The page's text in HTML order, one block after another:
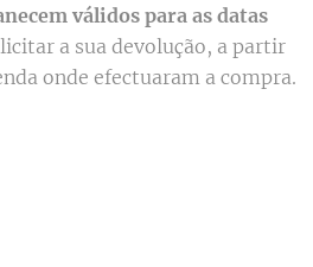
válidos para as datas
a sua devolução, a partir
onde efectuaram a compra.